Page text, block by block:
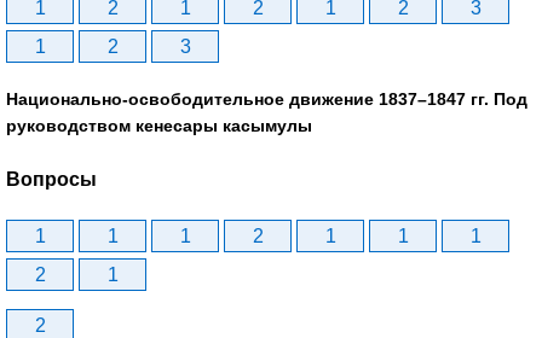
1 2 1 2 1 2
3
1
2 3
Национально-освободительное движение 1837–1847 гг. Под
руководством кенесары касымулы
Вопросы
1 1 1 2 1 1
1
2
1
2